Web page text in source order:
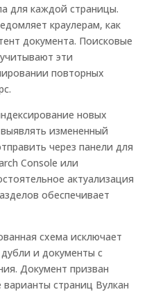
для каждой страницы.
краулерам, как
документа. Поисковые
эти
повторных
новых
измененный
через панели для
Console или
актуализация
обеспечивает
схема исключает
и документы с
Документ призван
страниц Вулкан